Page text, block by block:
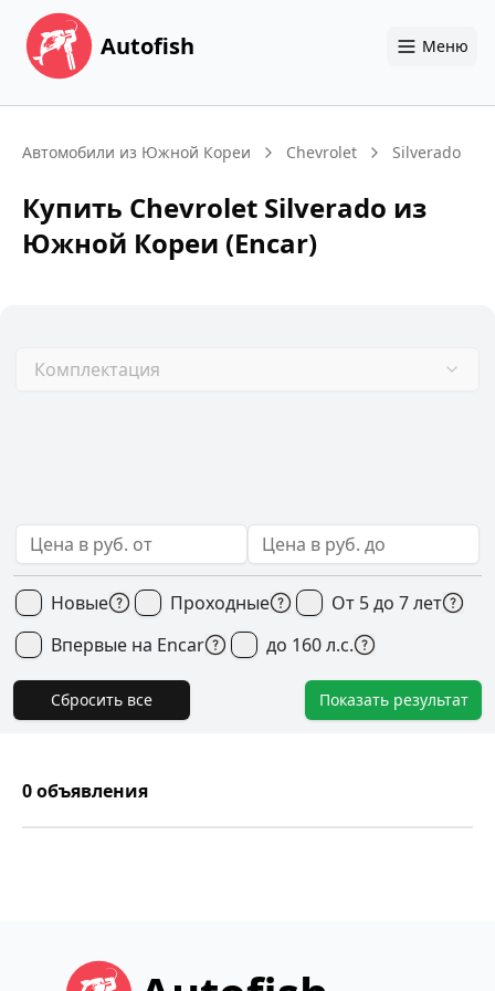
Autofish Меню
Автомобили из Южной Кореи Chevrolet Silverado
Купить Chevrolet Silverado из
Южной Кореи (Encar)
Комплектация
Новые Проходные
От 5 до 7 лет
Впервые на Encar
до 160 л.с.
Сбросить все Показать результат
0объявления